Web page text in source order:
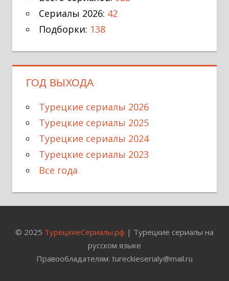
Сериалы 2026: 42
Подборки: 138
ГОД ВЫХОДА
Турецкие сериалы 2026
Турецкие сериалы 2025
Турецкие сериалы 2024
Турецкие сериалы 2023
Все года
© 2025 ТурецкиеСериалы.рф | Турецкие сериалы на
русском языке
Правообладателям: tureckieserialy@mail.ru